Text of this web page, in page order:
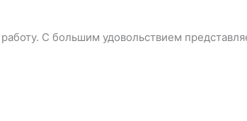
С большим удовольствием